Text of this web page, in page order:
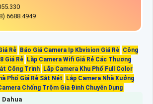
6688.4949
Rẻ Báo Giá Camera Ip Kbvision Giá Rè Công
Giá Rẻ
Lăp Camera Wifi Giá Rẻ Các Thương
Công Trình
Lắp Camera Khu Phố Full Color
Phố Giá Rẻ Sắt Nét
Lắp Camera Nhà Xưởng
Chống Trộm Gia Đình Chuyên Dụng
Dahua